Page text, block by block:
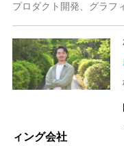
ィング会社